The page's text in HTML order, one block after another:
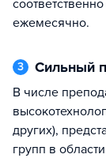
ежемесячно.
3 Сильный
В числе преподавателей факультета – сотрудники
других),
групп в